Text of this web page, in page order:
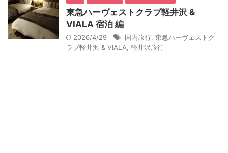
東急ハーヴェストクラブ軽井沢 &
VIALA 宿泊 編
2026/4/29 国内旅行 東急ハーヴェストク
ラブ軽井沢 & VIALA 軽井沢旅行